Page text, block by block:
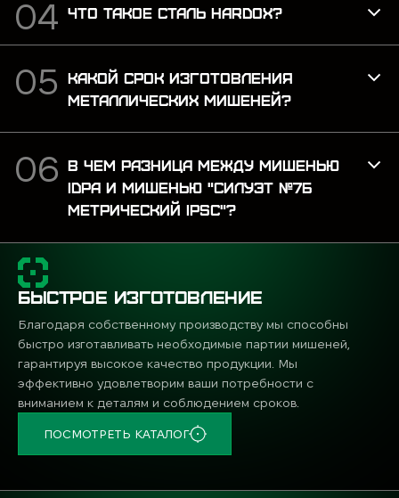
ЧТО ТАКОЕ СТАЛЬ HARDOX?
КАКОЙ СРОК ИЗГОТОВЛЕНИЯ
МЕТАЛЛИЧЕСКИХ МИШЕНЕЙ?
В ЧЕМ РАЗНИЦА МЕЖДУ МИШЕНЬЮ
IDPA И МИШЕНЬЮ "СИЛУЭТ №7Б
МЕТРИЧЕСКИЙ IPSC"?
БЫСТРОЕ ИЗГОТОВЛЕНИЕ
Благодаря собственному производству мы способны
быстро изготавливать необходимые партии мишеней,
гарантируя высокое качество продукции. Мы
эффективно удовлетворим ваши потребности с
вниманием к деталям и соблюдением сроков.
ПОСМОТРЕТЬ КАТАЛОГ